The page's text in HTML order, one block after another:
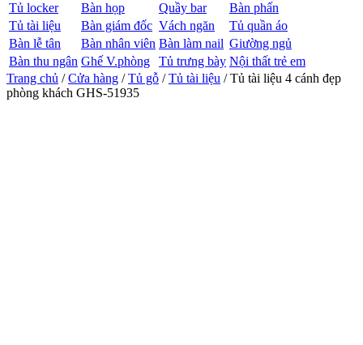
Tủ locker Bàn họp Quầy bar
Bàn phấn
Tủ tài liệu
Bàn giám đốc Vách ngăn
Tủ quần áo
Bàn lễ tân
Bàn nhân viên Bàn làm nail Giường ngủ
Bàn thu ngân Ghế V.phòng Tủ trưng bày Nội thất trẻ em
Trang chủ /Cửa hàng /Tủ gỗ /Tủ tài liệu / Tủ tài liệu 4 cánh đẹp
phòng khách GHS-51935